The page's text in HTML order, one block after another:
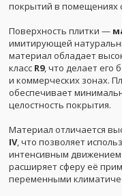
покрытий в помещениях
Поверхность плитки —
имитирующей
материал обладает
класс R9, что делает его
и коммерческих зонах.
обеспечивает
целостность покрытия.
Материал отличается
IV, что позволяет
интенсивным
расширяет сферу её
переменными